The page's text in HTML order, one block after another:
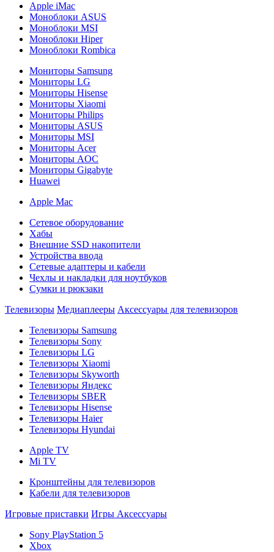
Apple iMac
Моноблоки ASUS
Моноблоки MSI
Моноблоки Hiper
Моноблоки Rombica
Мониторы Samsung
Мониторы LG
Мониторы Hisense
Мониторы Xiaomi
Мониторы Philips
Мониторы ASUS
Мониторы MSI
Мониторы Acer
Мониторы AOC
Мониторы Gigabyte
Huawei
Apple Mac
Сетевое оборудование
Хабы
Внешние SSD накопители
Устройства ввода
Сетевые адаптеры и кабели
Чехлы и накладки для ноутбуков
Сумки и рюкзаки
Телевизоры Медиаплееры Аксессуары для телевизоров
Телевизоры Samsung
Телевизоры Sony
Телевизоры LG
Телевизоры Xiaomi
Телевизоры Skyworth
Телевизоры Яндекс
Телевизоры SBER
Телевизоры Hisense
Телевизоры Haier
Телевизоры Hyundai
Apple TV
Mi TV
Кронштейны для телевизоров
Кабели для телевизоров
Игровые приставки Игры Аксессуары
Sony PlayStation 5
Xbox